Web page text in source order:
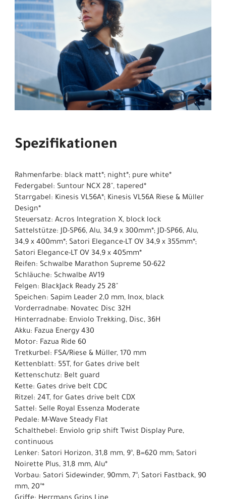
Spezifikationen
Rahmenfarbe: black matt*; night*; pure white*
Federgabel: Suntour NCX 28", tapered*
Starrgabel: Kinesis VL56A*; Kinesis VL56A Riese & Müller
Design*
Steuersatz: Acros Integration X, block lock
Sattelstütze: JD-SP66, Alu, 34,9 x 300mm*; JD-SP66, Alu,
34,9 x 400mm*; Satori Elegance-LT OV 34,9 x 355mm*;
Satori Elegance-LT OV 34,9 x 405mm*
Reifen: Schwalbe Marathon Supreme 50-622
Schläuche: Schwalbe AV19
Felgen: BlackJack Ready 25 28"
Speichen: Sapim Leader 2,0 mm, Inox, black
Vorderradnabe: Novatec Disc 32H
Hinterradnabe: Enviolo Trekking, Disc, 36H
Akku: Fazua Energy 430
Motor: Fazua Ride 60
Tretkurbel: FSA/Riese & Müller, 170 mm
Kettenblatt: 55T, for Gates drive belt
Kettenschutz: Belt guard
Kette: Gates drive belt CDC
Ritzel: 24T, for Gates drive belt CDX
Sattel: Selle Royal Essenza Moderate
Pedale: M-Wave Steady Flat
Schalthebel: Enviolo grip shift Twist Display Pure,
continuous
Lenker: Satori Horizon, 31,8 mm, 9°, B=620 mm; Satori
Noirette Plus, 31,8 mm, Alu*
Vorbau: Satori Sidewinder, 90mm, 7°; Satori Fastback, 90
mm, 20°*